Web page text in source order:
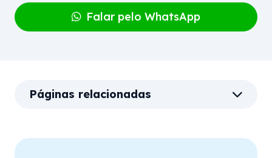
Falar pelo WhatsApp
Páginas relacionadas